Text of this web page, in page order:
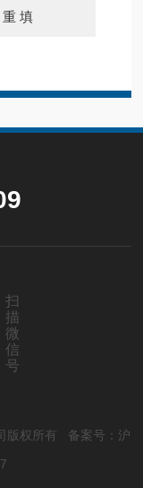
扫
描
微
信
号
版权所有 备案号：沪